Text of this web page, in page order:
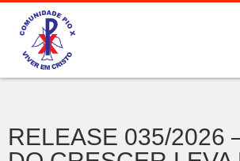
RELEASE 035/2026